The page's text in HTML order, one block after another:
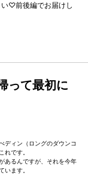
い♡前後編でお届けし
って最初に
ディン（ロングのダウンコ
れです。
あるんですが、それを今年
います。